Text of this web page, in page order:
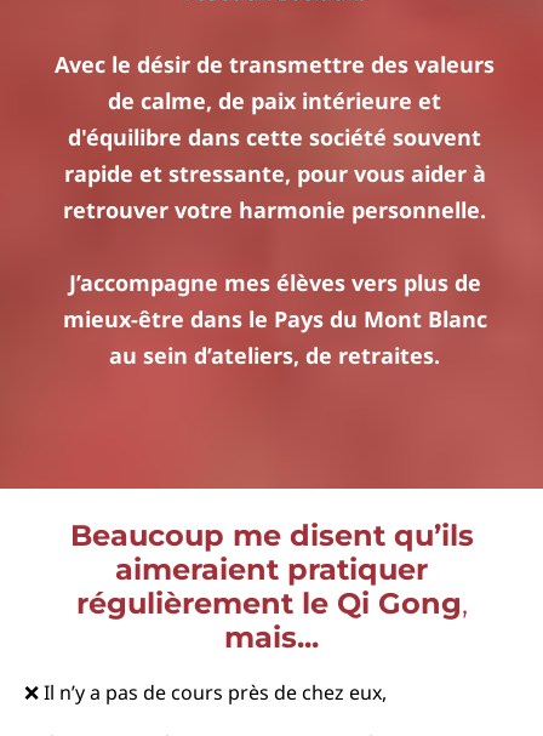
Avec le désir de transmettre des valeurs
de calme, de paix intérieure et
d'équilibre dans cette société souvent
rapide et stressante, pour vous aider à
retrouver votre harmonie personnelle.
J’accompagne mes élèves vers plus de
mieux-être dans le Pays du Mont Blanc
au sein d’ateliers, de retraites.
Beaucoup me disent qu’ils
aimeraient pratiquer
régulièrement le Qi Gong,
mais...
❌ Il n’y a pas de cours près de chez eux,